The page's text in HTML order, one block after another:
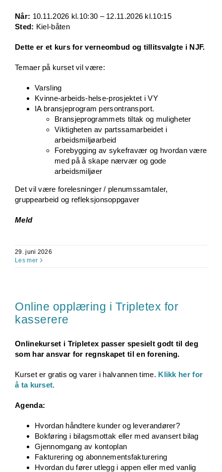
Når: 10.11.2026 kl.10:30 – 12.11.2026 kl.10:15
Sted: Kiel-båten
Dette er et kurs for verneombud og tillitsvalgte i NJF.
Temaer på kurset vil være:
Varsling
Kvinne-arbeids-helse-prosjektet i VY
IA bransjeprogram persontransport.
Bransjeprogrammets tiltak og muligheter
Viktigheten av partssamarbeidet i
arbeidsmiljøarbeid
Forebygging av sykefravær og hvordan være
med på å skape nærvær og gode
arbeidsmiljøer
Det vil være forelesninger / plenumssamtaler,
gruppearbeid og refleksjonsoppgaver
Meld
29. juni 2026
Les mer
Online opplæring i Tripletex for
kasserere
Onlinekurset i Tripletex passer spesielt godt til deg
som har ansvar for regnskapet til en forening.
Kurset er gratis og varer i halvannen time. Klikk her for
å ta kurset.
Agenda:
Hvordan håndtere kunder og leverandører?
Bokføring i bilagsmottak eller med avansert bilag
Gjennomgang av kontoplan
Fakturering og abonnementsfakturering
Hvordan du fører utlegg i appen eller med vanlig